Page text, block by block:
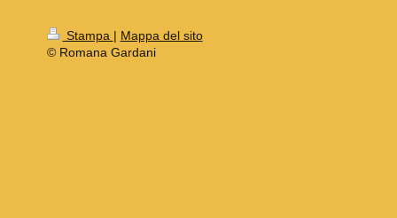
Stampa | Mappa del sito
© Romana Gardani